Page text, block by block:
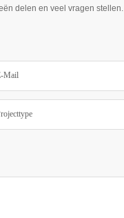
delen en veel vragen stellen.
Mail